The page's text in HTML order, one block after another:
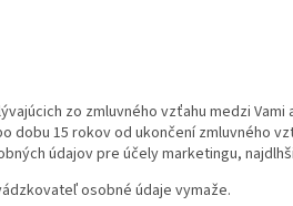
zo zmluvného vzťahu medzi
dobu 15 rokov od ukončení zmluvného
údajov pre účely marketingu,
osobné údaje vymaže.